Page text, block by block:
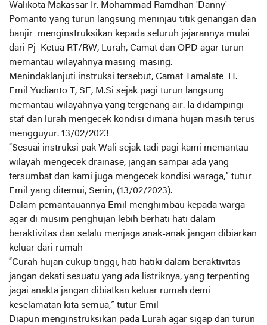
Walikota Makassar Ir. Mohammad Ramdhan 'Danny'
Pomanto yang turun langsung meninjau titik genangan dan
banjir menginstruksikan kepada seluruh jajarannya mulai
dari Pj Ketua RT/RW, Lurah, Camat dan OPD agar turun
memantau wilayahnya masing-masing.
Menindaklanjuti instruksi tersebut, Camat Tamalate H.
Emil Yudianto T, SE, M.Si sejak pagi turun langsung
memantau wilayahnya yang tergenang air. Ia didampingi
staf dan lurah mengecek kondisi dimana hujan masih terus
mengguyur. 13/02/2023
“Sesuai instruksi pak Wali sejak tadi pagi kami memantau
wilayah mengecek drainase, jangan sampai ada yang
tersumbat dan kami juga mengecek kondisi waraga,” tutur
Emil yang ditemui, Senin, (13/02/2023).
Dalam pemantauannya Emil menghimbau kepada warga
agar di musim penghujan lebih berhati hati dalam
beraktivitas dan selalu menjaga anak-anak jangan dibiarkan
keluar dari rumah
“Curah hujan cukup tinggi, hati hatiki dalam beraktivitas
jangan dekati sesuatu yang ada listriknya, yang terpenting
jagai anakta jangan dibiatkan keluar rumah demi
keselamatan kita semua,” tutur Emil
Diapun menginstruksikan pada Lurah agar sigap dan turun